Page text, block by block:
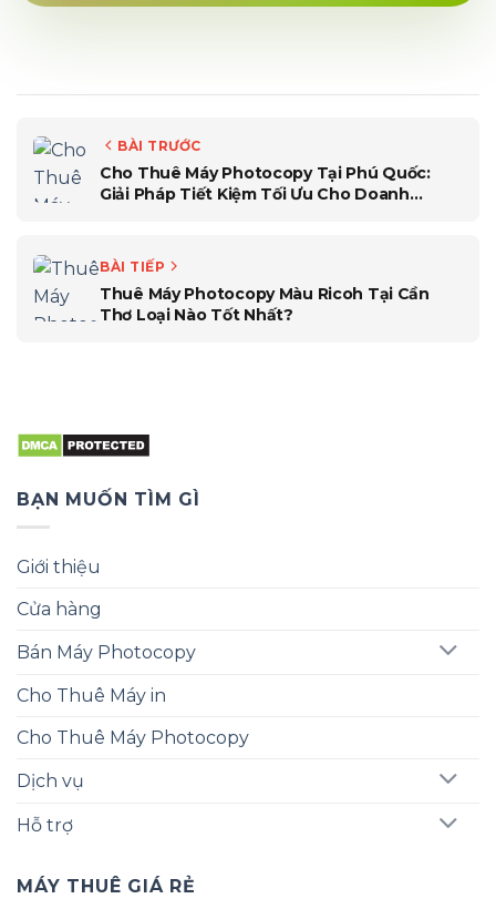
BÀI TRƯỚC
Cho Thuê Máy Photocopy Tại Phú Quốc:
Giải Pháp Tiết Kiệm Tối Ưu Cho Doanh
BÀI TIẾP
Thuê Máy Photocopy Màu Ricoh Tại Cần
Thơ Loại Nào Tốt Nhất?
BẠN MUỐN TÌM GÌ
Giới thiệu
Cửa hàng
Bán Máy Photocopy
Cho Thuê Máy in
Cho Thuê Máy Photocopy
Dịch vụ
Hỗ trợ
MÁY THUÊ GIÁ RẺ